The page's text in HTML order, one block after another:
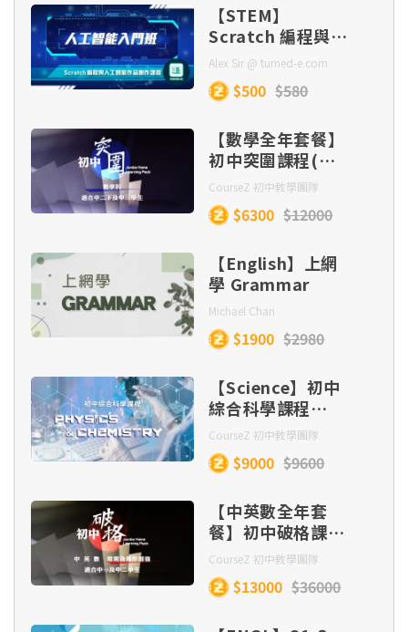
第十四課
第十六課
第十七課
第十八課
第十九課
第二十課
1 OF 2
第三集：影響題〔2項寫作思維，寫好利弊影
響〕
第四集：比較題〔掌握觀念對舉，避免論述偏
頗〕
第五集：寓言題【動物篇】〔擷取寓言道理，從
生活取例闡述〕
第六集：寓言題【人物篇】〔掌握人物寓言，寫
好文章結構〕
第七集：價值題【寫作層次】〔3種寫作層次，
論述有條不紊〕
第八集：價值題【論點構思】〔3種思考方法，
迅速構思論點〕
第九集：價值題【分項扣論】〔掌握分項扣論，
從題目擷取論點〕
第十集：論證方法【入門篇】〔5大論證方法，
Lesson 10
Lesson 12
Lesson 13
Lesson 14
Lesson 15
Lesson 16
Lesson 17
Lesson 18
Lesson 8 - Adjective Clauses
Lesson 9 - When X meets Y
Lesson 10 - That special some verb
Lesson 6 - Angles related to rectilinear
figures 與直線圖形相關的角 (Part 1)
Lesson 7 - Angles related to rectilinear
figures 與直線圖形相關的角 (Part 2)
Lesson 8 - Angles related to rectilinear
figures 與直線圖形相關的角 (Part 3)
Lesson 9 - Linear equations in two unknowns
二元一次方程 (Part 1)
Lesson 10 - Linear equations in two
unknowns 二元一次方程 (Part 2)
Lesson 11 - Linear equations in two
unknowns 二元一次方程 (Part 3)
Lesson 12 - Introduction to deductive
geometry 演繹幾何簡介 (Part 1)
的特殊的線及中心 (Part 1)
Lesson 6 - Special lines and centres in a
triangle 三角形的特殊的線及中心 (Part 2)
Lesson 7 - Special lines and centres in a
triangle 三角形的特殊的線及中心 (Part 3)
triangle 三角形的特殊的線及中心 (Part 4) &
Quadrilaterals 四邊形 (Part 1)
Lesson 9 - Quadrilaterals 四邊形 (Part 2)
Lesson 10 - Quadrilaterals 四邊形 (Part 3)
Lesson 11 - Quadrilaterals 四邊形 (Part 4)
Lesson 12 - Quadrilaterals 四邊形 (Part 5)
Lesson 13 - More about 3-D Figures 續立體圓
形 (Part 1)
【STEM】
Scratch 編程與人
工智能作品創作課
程
Alex Sir @ turned-e.com
$500 $580
【數學全年套餐】
初中突圍課程(中
二下至中三)
CourseZ 初中教學團隊
$6300 $12000
【English】上網
學 Grammar
Michael Chan
$1900 $2980
【Science】初中
綜合科學課程
（Physics &
Chemistry，全
集）
CourseZ 初中教學團隊
$9000 $9600
【中英數全年套
餐】初中破格課程
(中一及中二)
CourseZ 初中教學團隊
$13000 $36000